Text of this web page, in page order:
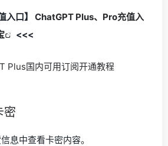
入口】 ChatGPT Plus、Pro充值入
<<<
密
息中查看卡密内容。